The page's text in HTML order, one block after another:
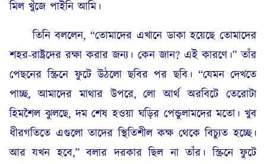
মিল খুঁজে পাইনি আমি।
তিনি বললেন, “তোমাদের এখানে ডাকা হয়েছে তোমাদের
শহর-রাষ্ট্রদের রক্ষা করার জন্য। কেন জান? এই কারণে।” তাঁর
পেছনের স্ক্রিনে ফুটে উঠলো ছবির পর ছবি। “যেমন দেখতে
পাচ্ছ, আমাদের মাথার উপরে, লো আর্থ অরবিটে তেরোটা
হিমশৈল ঝুলছে, দম শেষ হওয়া ঘড়ির পেন্ডুলামদের মতো। খুব
ধীরগতিতে এগুলো তাদের স্থিতিশীল কক্ষ থেকে বিচ্যুত হচ্ছে।
আর যখন হবে,” বলার দরকার ছিল না তাঁর। স্ক্রিনে ফুটে